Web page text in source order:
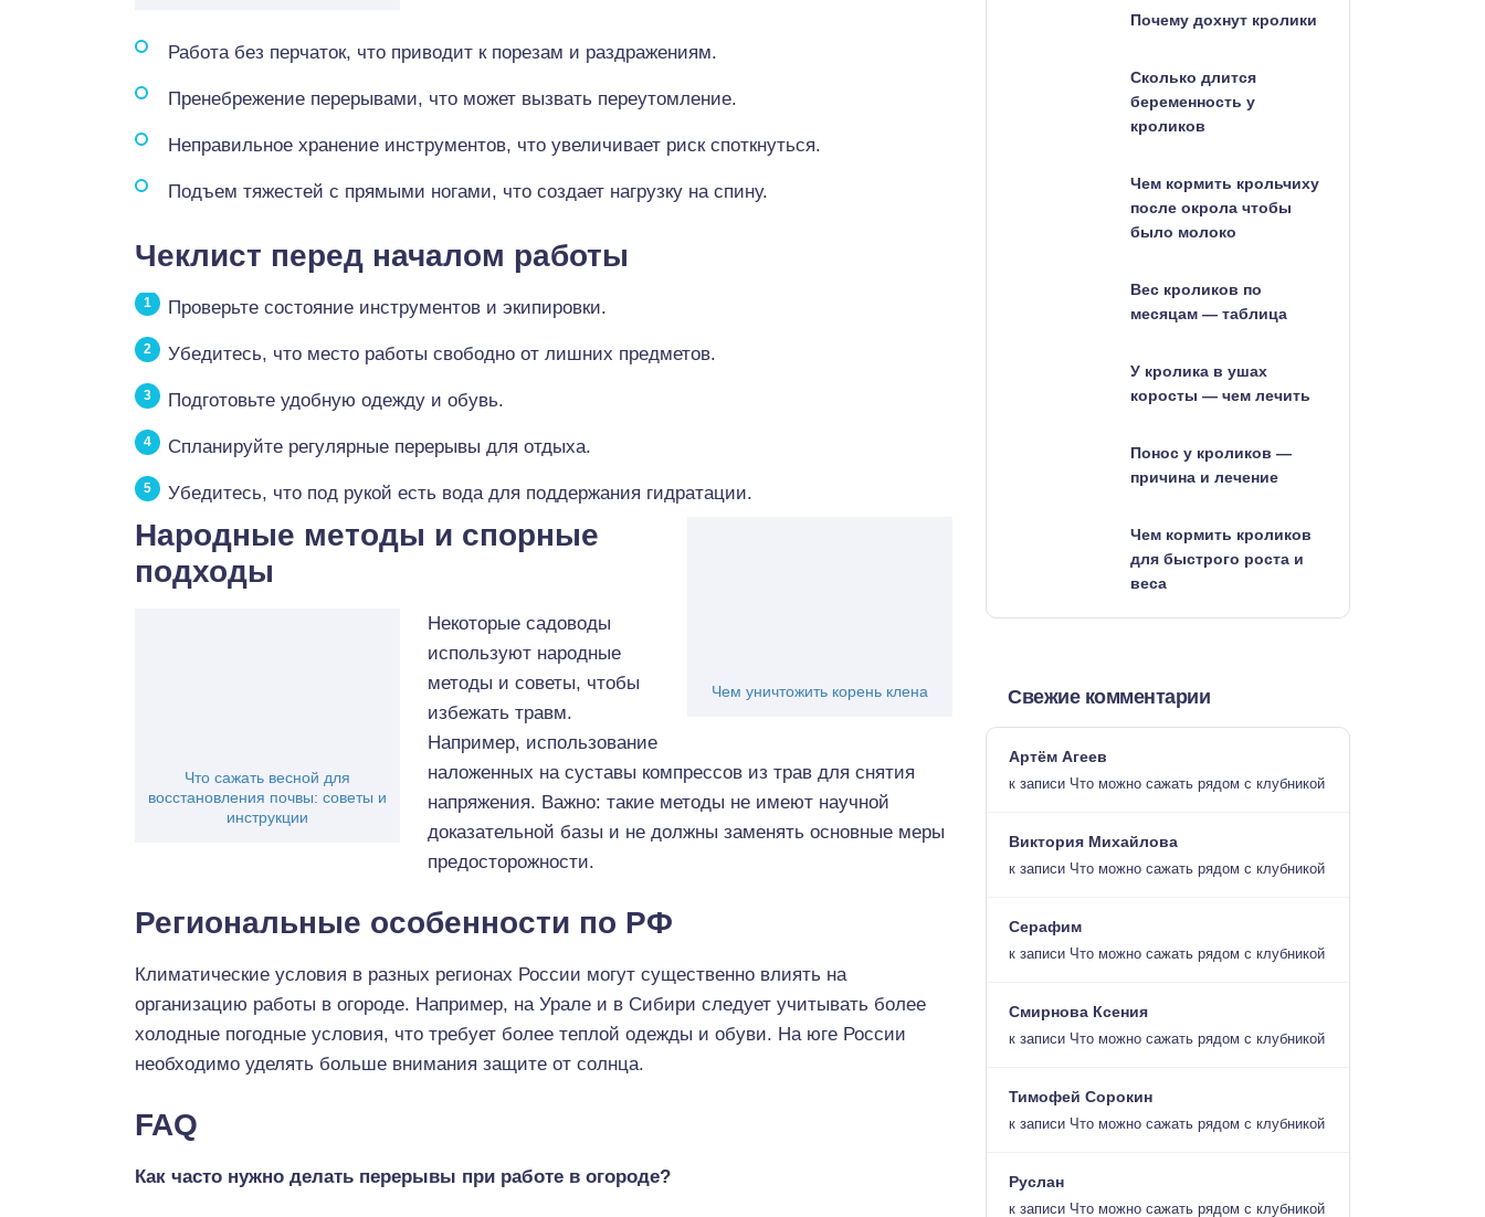
Работа без перчаток, что приводит к порезам и раздражениям.
Пренебрежение перерывами, что может вызвать переутомление.
Неправильное хранение инструментов, что увеличивает риск споткнуться.
Подъем тяжестей с прямыми ногами, что создает нагрузку на спину.
Чеклист перед началом работы
Проверьте состояние инструментов и экипировки.
Убедитесь, что место работы свободно от лишних предметов.
Подготовьте удобную одежду и обувь.
Спланируйте регулярные перерывы для отдыха.
Убедитесь, что под рукой есть вода для поддержания гидратации.
Чем уничтожить корень клена
Народные методы и спорные
подходы
Что сажать весной для
восстановления почвы: советы и
инструкции
Некоторые садоводы
используют народные
методы и советы, чтобы
избежать травм.
Например, использование
наложенных на суставы компрессов из трав для снятия
напряжения. Важно: такие методы не имеют научной
доказательной базы и не должны заменять основные меры
предосторожности.
Региональные особенности по РФ
Климатические условия в разных регионах России могут существенно влиять на
организацию работы в огороде. Например, на Урале и в Сибири следует учитывать более
холодные погодные условия, что требует более теплой одежды и обуви. На юге России
необходимо уделять больше внимания защите от солнца.
FAQ
Как часто нужно делать перерывы при работе в огороде?
Почему дохнут кролики
Сколько длится
беременность у
кроликов
Чем кормить крольчиху
после окрола чтобы
было молоко
Вес кроликов по
месяцам — таблица
У кролика в ушах
коросты — чем лечить
Понос у кроликов —
причина и лечение
Чем кормить кроликов
для быстрого роста и
веса
Свежие комментарии
Артём Агеев
к записи Что можно сажать рядом с клубникой
Виктория Михайлова
к записи Что можно сажать рядом с клубникой
Серафим
к записи Что можно сажать рядом с клубникой
Смирнова Ксения
к записи Что можно сажать рядом с клубникой
Тимофей Сорокин
к записи Что можно сажать рядом с клубникой
Руслан
к записи Что можно сажать рядом с клубникой